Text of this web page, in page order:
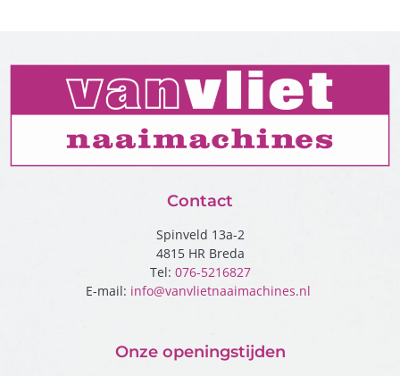
Contact
Spinveld 13a-2
4815 HR Breda
Tel: 076-5216827
E-mail: info@vanvlietnaaimachines.nl
Onze openingstijden